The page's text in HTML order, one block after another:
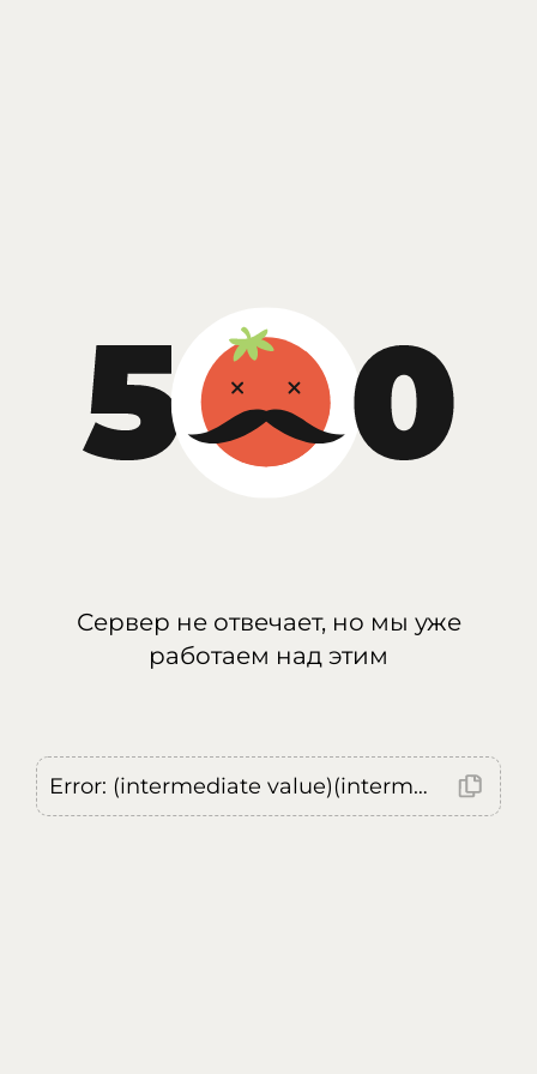
Сервер не отвечает, но мы уже
работаем над этим
Error: (intermediate value)(intermediate value)(intermediate value).replaceAll is not a function